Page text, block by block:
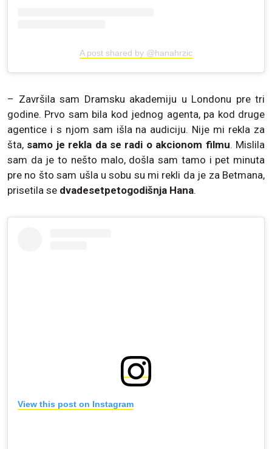
A post shared by @hanahrzic
– Završila sam Dramsku akademiju u Londonu pre tri
godine. Prvo sam bila kod jednog agenta, pa kod druge
agentice i s njom sam išla na audiciju. Nije mi rekla za
šta, samo je rekla da se radi o akcionom filmu. Mislila
sam da je to nešto malo, došla sam tamo i pet minuta
pre no što sam ušla u sobu su mi rekli da je za Betmana,
prisetila se dvadesetpetogodišnja Hana.
View this post on Instagram